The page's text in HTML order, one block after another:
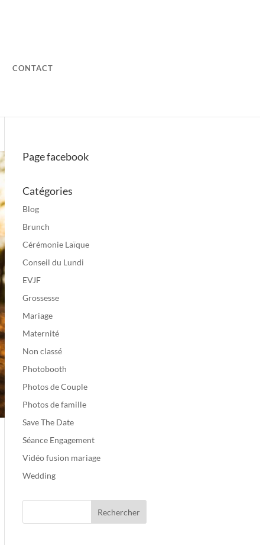
CONTACT
Page facebook
Catégories
Blog
Brunch
Cérémonie Laïque
Conseil du Lundi
EVJF
Grossesse
Mariage
Maternité
Non classé
Photobooth
Photos de Couple
Photos de famille
Save The Date
Séance Engagement
Vidéo fusion mariage
Wedding